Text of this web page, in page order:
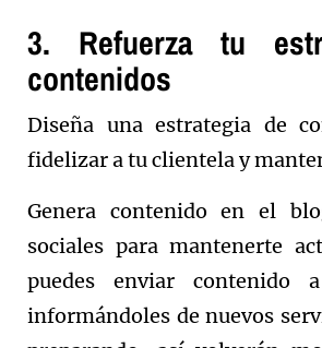
3. Refuerza tu
contenidos
Diseña una estrategia de
fidelizar a tu clientela y
Genera contenido en el
sociales para mantenerte
puedes enviar contenido
informándoles de nuevos